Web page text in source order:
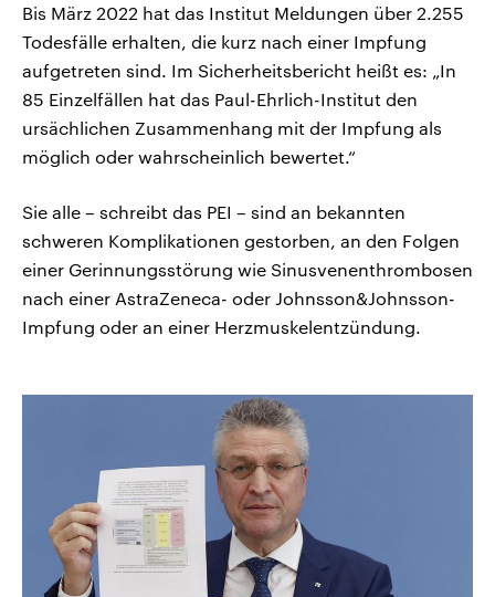
Bis März 2022 hat das Institut Meldungen über 2.255
Todesfälle erhalten, die kurz nach einer Impfung
aufgetreten sind. Im Sicherheitsbericht heißt es: „In
85 Einzelfällen hat das Paul-Ehrlich-Institut den
ursächlichen Zusammenhang mit der Impfung als
möglich oder wahrscheinlich bewertet.“
Sie alle – schreibt das PEI – sind an bekannten
schweren Komplikationen gestorben, an den Folgen
einer Gerinnungsstörung wie Sinusvenenthrombosen
nach einer AstraZeneca- oder Johnsson&Johnsson-
Impfung oder an einer Herzmuskelentzündung.